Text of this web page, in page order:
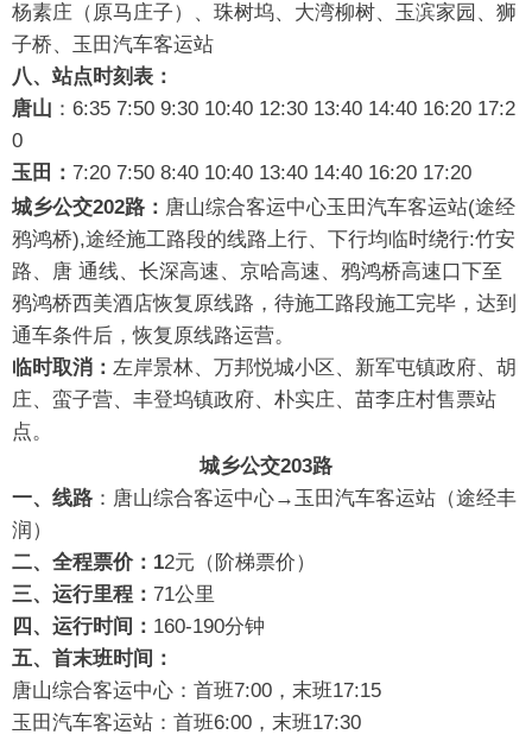
杨素庄（原马庄子）、珠树坞、大湾柳树、玉滨家园、狮
子桥、玉田汽车客运站
八、站点时刻表：
唐山 ：6:35 7:50 9:30 10:40 12:30 13:40 14:40 16:20 17:2
0
玉田： 7:20 7:50 8:40 10:40 13:40 14:40 16:20 17:20
城乡公交202路： 唐山综合客运中心玉田汽车客运站(途经
鸦鸿桥),途经施工路段的线路上行、下行均临时绕行:竹安
路、唐 通线、长深高速、京哈高速、鸦鸿桥高速口下至
鸦鸿桥西美酒店恢复原线路，待施工路段施工完毕，达到
通车条件后，恢复原线路运营。
临时取消： 左岸景林、万邦悦城小区、新军屯镇政府、胡
庄、蛮子营、丰登坞镇政府、朴实庄、苗李庄村售票站
点。
城乡公交203路
一、线路 ：唐山综合客运中心→玉田汽车客运站（途经丰
润）
二、全程票价：12元（阶梯票价）
三、运行里程： 71公里
四、运行时间： 160-190分钟
五、首末班时间：
唐山综合客运中心：首班7:00，末班17:15
玉田汽车客运站：首班6:00，末班17:30